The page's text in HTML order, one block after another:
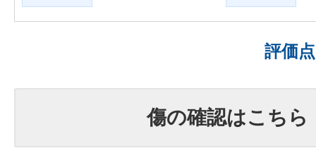
評価
傷の確認はこちら